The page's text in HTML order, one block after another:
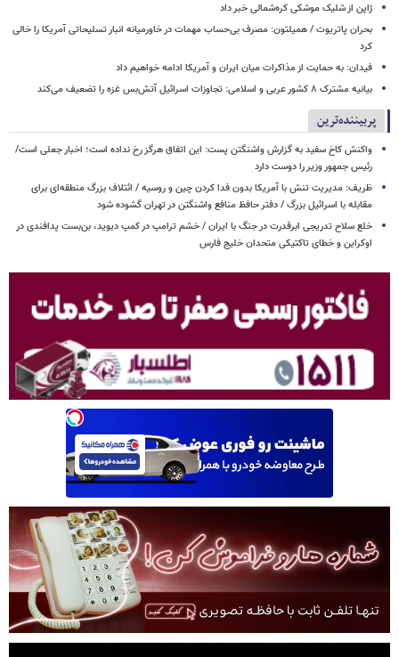
ژاپن از شلیک موشکی کره‌شمالی خبر داد
بحران پاتریوت / همیلتون: مصرف بی‌حساب مهمات در خاورمیانه انبار تسلیحاتی آمریکا را خالی
کرد
فیدان: به حمایت از مذاکرات میان ایران و آمریکا ادامه خواهیم داد
بیانیه مشترک ۸ کشور عربی و اسلامی: تجاوزات اسرائیل آتش‌بس غزه را تضعیف می‌کند
پربیننده‌ترین
واکنش کاخ سفید به گزارش واشنگتن پست: این اتفاق هرگز رخ نداده است؛ اخبار جعلی است/
رئیس جمهور وزیر را دوست دارد
ظریف: مدیریت تنش با آمریکا بدون فدا کردن چین و روسیه / ائتلاف بزرگ منطقه‌ای برای
مقابله با اسرائیل بزرگ / دفتر حافظ منافع واشنگتن در تهران گشوده شود
خلع سلاح تدریجی ابرقدرت در جنگ با ایران / خشم ترامپ در کمپ دیوید، بن‌بست پدافندی در
اوکراین و خطای تاکتیکی متحدان خلیج فارس